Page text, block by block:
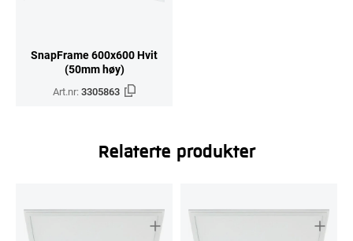
SnapFrame 600x600 Hvit
(50mm høy)
Art.nr:3305863
Relaterte produkter